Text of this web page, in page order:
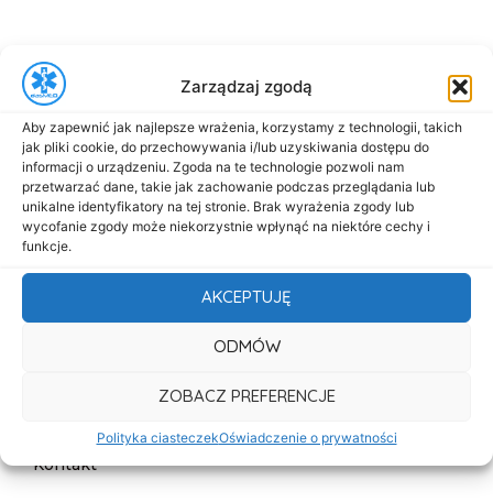
Zarządzaj zgodą
Aby zapewnić jak najlepsze wrażenia, korzystamy z technologii, takich
jak pliki cookie, do przechowywania i/lub uzyskiwania dostępu do
informacji o urządzeniu. Zgoda na te technologie pozwoli nam
przetwarzać dane, takie jak zachowanie podczas przeglądania lub
unikalne identyfikatory na tej stronie. Brak wyrażenia zgody lub
wycofanie zgody może niekorzystnie wpłynąć na niektóre cechy i
funkcje.
AKCEPTUJĘ
ODMÓW
ZOBACZ PREFERENCJE
Polityka ciasteczekOświadczenie o prywatności
al. Marsz. Józefa Piłsudskiego 143
92-301 Łódź
+48 517-333-173
biuro@dasmed.pl
Menu
Start
Kontakt